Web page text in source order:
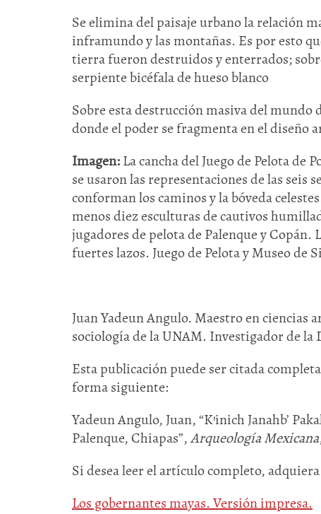
Se elimina del paisaje urbano la relación
inframundo y las montañas. Es por esto
tierra fueron destruidos y enterrados;
serpiente bicéfala de hueso blanco
Sobre esta destrucción masiva del mundo
donde el poder se fragmenta en el diseño
Imagen:La cancha del Juego de Pelota
se usaron las representaciones de las seis
conforman los caminos y la bóveda
menos diez esculturas de cautivos
jugadores de pelota de Palenque y Copán.
fuertes lazos. Juego de Pelota y Museo
Juan Yadeun Angulo. Maestro en
sociología de la UNAM. Investigador de
Esta publicación puede ser citada
forma siguiente:
Yadeun Angulo, Juan, “K’inich Janahb’
Palenque, Chiapas”,Arqueología Mexicana
Si desea leer el artículo completo,
Los gobernantes mayas. Versión impresa.